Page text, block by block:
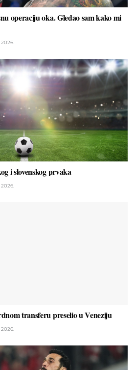
operaciju oka. Gledao sam kako mi
2026.
i slovenskog prvaka
2026.
transferu preselio u Veneziju
2026.